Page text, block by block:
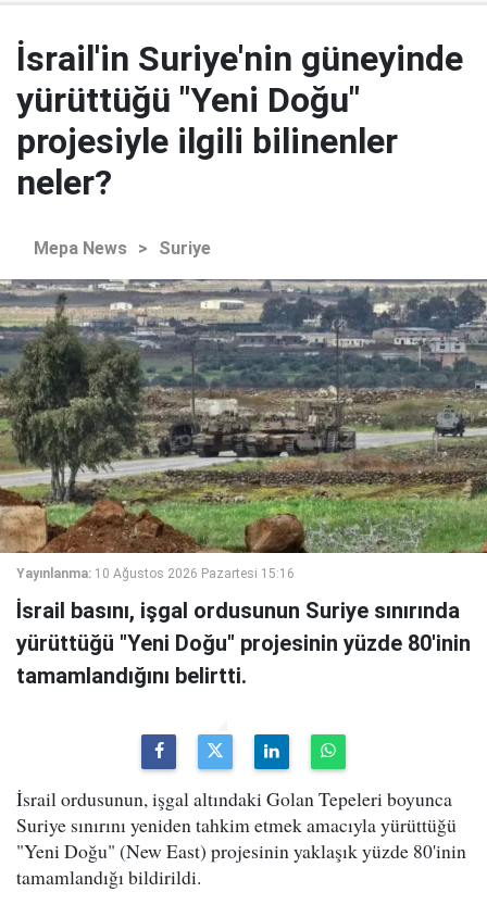
İsrail'in Suriye'nin güneyinde
yürüttüğü "Yeni Doğu"
projesiyle ilgili bilinenler
neler?
Mepa News > Suriye
Yayınlanma: 10 Ağustos 2026 Pazartesi 15:16
İsrail basını, işgal ordusunun Suriye sınırında
yürüttüğü "Yeni Doğu" projesinin yüzde 80'inin
tamamlandığını belirtti.
İsrail ordusunun, işgal altındaki Golan Tepeleri boyunca
Suriye sınırını yeniden tahkim etmek amacıyla yürüttüğü
"Yeni Doğu" (New East) projesinin yaklaşık yüzde 80'inin
tamamlandığı bildirildi.